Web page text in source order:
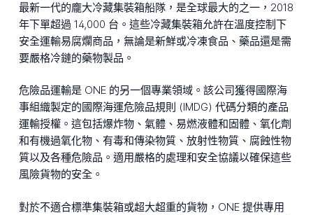
最新一代的龐大冷藏集裝箱船隊，是全球最大的之一，2018
年下單超過 14,000 台。這些冷藏集裝箱允許在溫度控制下
安全運輸易腐爛商品，無論是新鮮或冷凍食品、藥品還是需
要嚴格冷鏈的藥物製品。
危險品運輸是 ONE 的另一個專業領域。該公司獲得國際海
事組織製定的國際海運危險品規則 (IMDG) 代碼分類的產品
運輸授權。這包括爆炸物、氣體、易燃液體和固體、氧化劑
和有機過氧化物、有毒和傳染物質、放射性物質、腐蝕性物
質以及各種危險品。適用嚴格的處理和安全協議以確保這些
風險貨物的安全。
對於不適合標準集裝箱或超大超重的貨物，ONE 提供專用